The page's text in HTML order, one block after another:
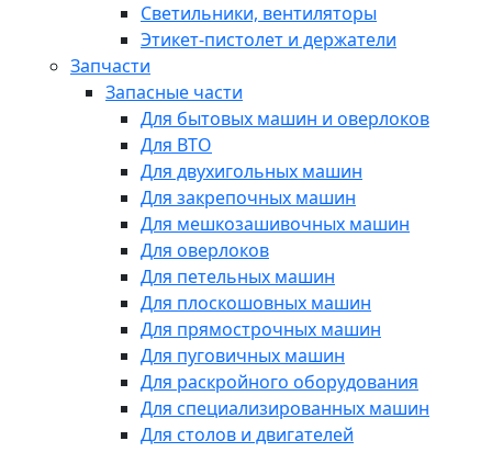
Светильники, вентиляторы
Этикет-пистолет и держатели
Запчасти
Запасные части
Для бытовых машин и оверлоков
Для ВТО
Для двухигольных машин
Для закрепочных машин
Для мешкозашивочных машин
Для оверлоков
Для петельных машин
Для плоскошовных машин
Для прямострочных машин
Для пуговичных машин
Для раскройного оборудования
Для специализированных машин
Для столов и двигателей